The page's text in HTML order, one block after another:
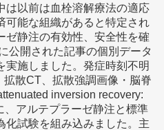
は以前は血栓溶解療法の適応
可能な組織があると特定され
ゼ静注の有効性、安全性を確
公開された記事の個別データ
実施しました。発症時刻不明
散CT、拡散強調画像・脳脊
inversion recovery:
、アルテプラーゼ静注と標準
化試験を組み込みました。主